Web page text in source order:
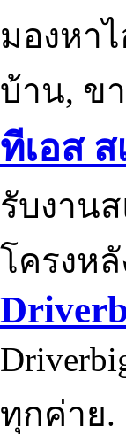
มองหา
บ้าน, ข
ทีเอส
รับงาน
โครงห
ทุกค่าย.